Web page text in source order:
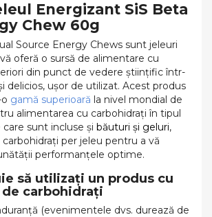
Energizant SiS Beta
Chew 60g
Source Energy Chews sunt jeleuri
oferă o sursă de alimentare cu
din punct de vedere științific într-
delicios, ușor de utilizat. Acest produs
gamă superioară la nivel mondial de
alimentarea cu carbohidrați în tipul
sunt incluse și băuturi și geluri,
per jeleu pentru a vă
performanțele optime.
să utilizați un produs cu
de carbohidrați
(evenimentele dvs. durează de